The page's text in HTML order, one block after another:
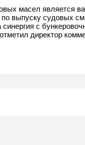
масел является
выпуску судовых
синергия с
директор